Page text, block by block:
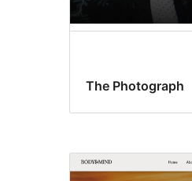
The Photograph